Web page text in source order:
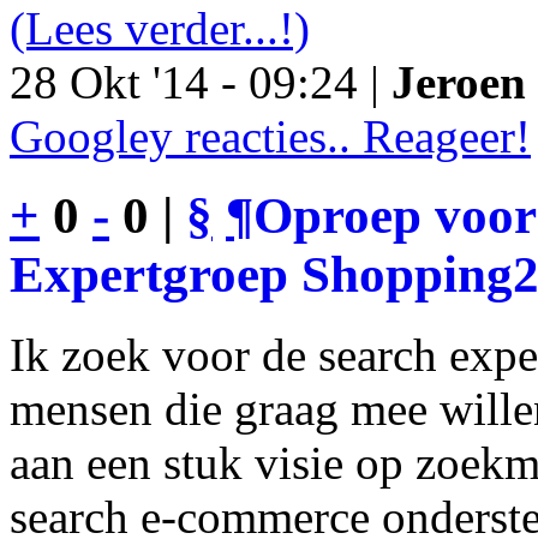
(Lees verder...!)
28 Okt '14 - 09:24 |
Googley reacties.. Reageer!
+ 0 - 0 | § ¶Oproep
Expertgroep
Ik zoek voor de search
mensen die graag mee
aan een stuk visie op
search e-commerce